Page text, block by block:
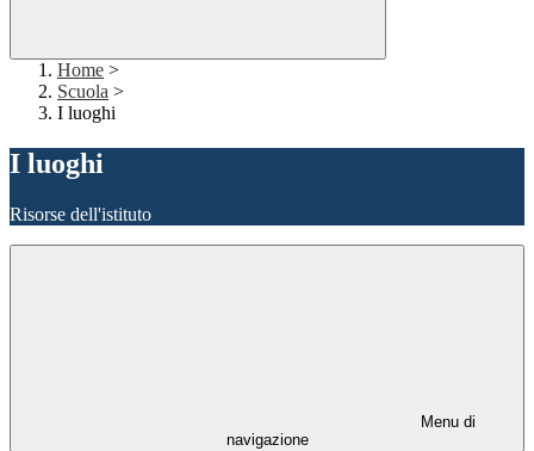
Home >
Scuola >
I luoghi
I luoghi
Risorse dell'istituto
Menu di
navigazione